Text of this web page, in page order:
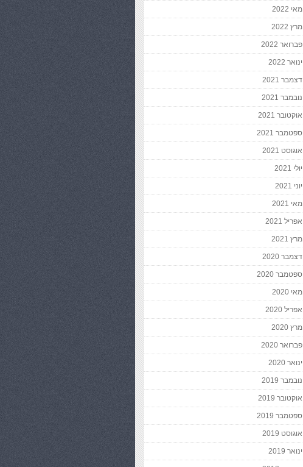
מאי 2022
מרץ 2022
פברואר 2022
ינואר 2022
דצמבר 2021
נובמבר 2021
אוקטובר 2021
ספטמבר 2021
אוגוסט 2021
יולי 2021
יוני 2021
מאי 2021
אפריל 2021
מרץ 2021
דצמבר 2020
ספטמבר 2020
מאי 2020
אפריל 2020
מרץ 2020
פברואר 2020
ינואר 2020
נובמבר 2019
אוקטובר 2019
ספטמבר 2019
אוגוסט 2019
ינואר 2019